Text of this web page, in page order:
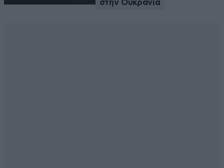
στην Ουκρανία